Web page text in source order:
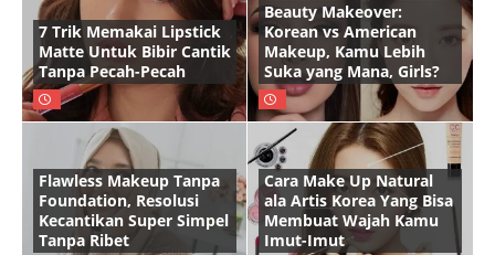
7 Trik Memakai Lipstick
Matte Untuk Bibir Cantik
Tanpa Pecah-Pecah
Beauty Makeover:
Korean vs American
Makeup, Kamu Lebih
Suka yang Mana, Girls?
Flawless Makeup Tanpa
Foundation, Resolusi
Kecantikan Super Simpel
Tanpa Ribet
Cara Make Up Natural
ala Artis Korea Yang Bisa
Membuat Wajah Kamu
Imut-Imut